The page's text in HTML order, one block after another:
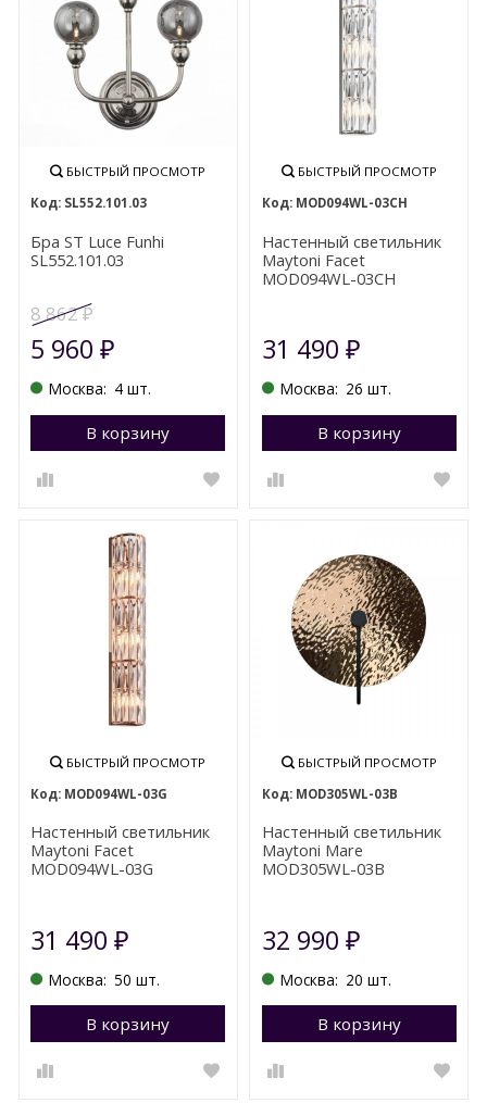
БЫСТРЫЙ ПРОСМОТР
SL552.101.03
Бра ST Luce Funhi
SL552.101.03
8 862₽
5 960₽
Москва: 4 шт.
В корзину Перейти в корзину
БЫСТРЫЙ ПРОСМОТР
MOD094WL-03CH
Настенный светильник
Maytoni Facet
MOD094WL-03CH
31 490 ₽
Москва: 26 шт.
В корзину
БЫСТРЫЙ ПРОСМОТР
MOD094WL-03G
Настенный светильник
Maytoni Facet
MOD094WL-03G
31 490₽
Москва: 50 шт.
В корзину Перейти в корзину
БЫСТРЫЙ ПРОСМОТР
MOD305WL-03B
Настенный светильник
Maytoni Mare
MOD305WL-03B
32 990 ₽
Москва: 20 шт.
В корзину